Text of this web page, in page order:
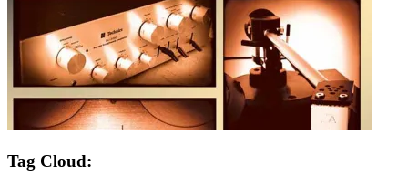
Tag Cloud: